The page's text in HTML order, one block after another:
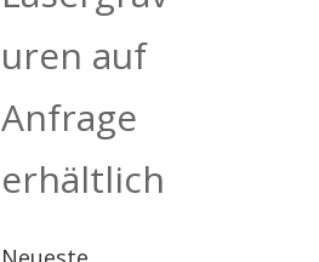
uren auf
Anfrage
erhältlich